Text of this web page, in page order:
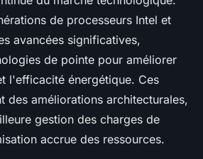
de processeurs Intel et
avancées significatives,
de pointe pour améliorer
l'efficacité énergétique. Ces
des améliorations architecturales,
gestion des charges de
accrue des ressources.